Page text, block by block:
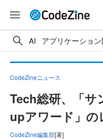
AI アプリケーショ
CodeZineニュース
Tech総研、「サ
upアワード」の
CodeZine編集部[著]